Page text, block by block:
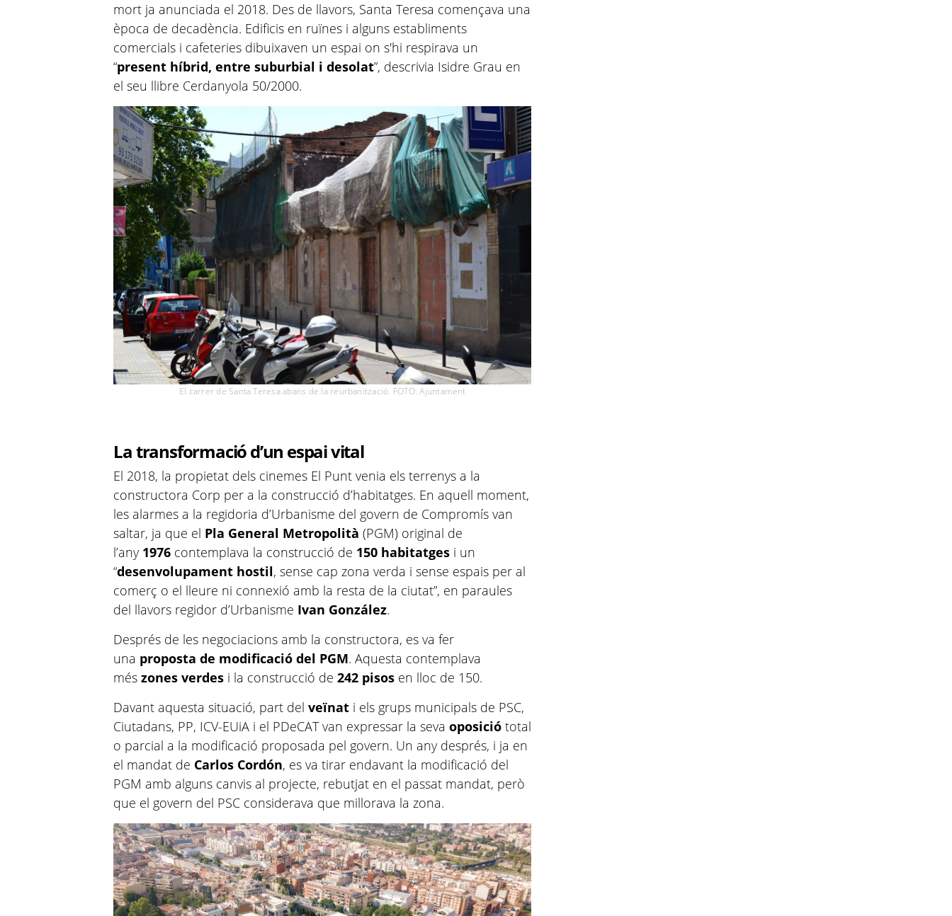
mort ja anunciada el 2018. Des de llavors, Santa Teresa començava una
època de decadència. Edificis en ruïnes i alguns establiments
comercials i cafeteries dibuixaven un espai on s'hi respirava un
“present híbrid, entre suburbial i desolat”, descrivia Isidre Grau en
el seu llibre Cerdanyola 50/2000.
El carrer de Santa Teresa abans de la reurbanització. FOTO: Ajuntament
La transformació d’un espai vital
El 2018, la propietat dels cinemes El Punt venia els terrenys a la
constructora Corp per a la construcció d’habitatges. En aquell moment,
les alarmes a la regidoria d’Urbanisme del govern de Compromís van
saltar, ja que el Pla General Metropolità (PGM) original de
l’any 1976 contemplava la construcció de 150 habitatges i un
“desenvolupament hostil, sense cap zona verda i sense espais per al
comerç o el lleure ni connexió amb la resta de la ciutat”, en paraules
del llavors regidor d’Urbanisme Ivan González.
Després de les negociacions amb la constructora, es va fer
una proposta de modificació del PGM. Aquesta contemplava
mészones verdes i la construcció de242 pisos en lloc de 150.
Davant aquesta situació, part delveïnat i els grups municipals de PSC,
Ciutadans, PP, ICV-EUiA i el PDeCAT van expressar la sevaoposició total
o parcial a la modificació proposada pel govern. Un any després, i ja en
el mandat de Carlos Cordón, es va tirar endavant la modificació del
PGM amb alguns canvis al projecte, rebutjat en el passat mandat, però
que el govern del PSC considerava que millorava la zona.